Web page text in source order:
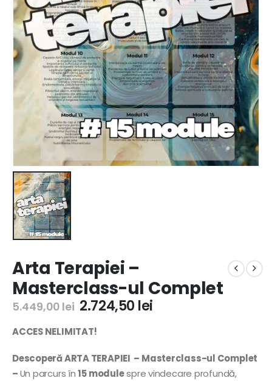
Arta Terapiei –
Masterclass-ul Complet
5.449,00 lei 2.724,50 lei
ACCES NELIMITAT!
Descoperă ARTA TERAPIEI – Masterclass-ul Complet
–Un parcurs în15 modulespre vindecare profundă,